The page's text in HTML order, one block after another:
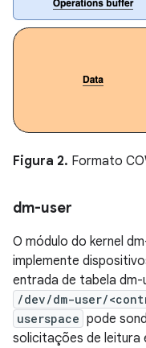
Figura 2. Formato
dm-user
O módulo do kernel
implemente
entrada de tabela
/dev/dm-user/
userspace pode
solicitações de leitura